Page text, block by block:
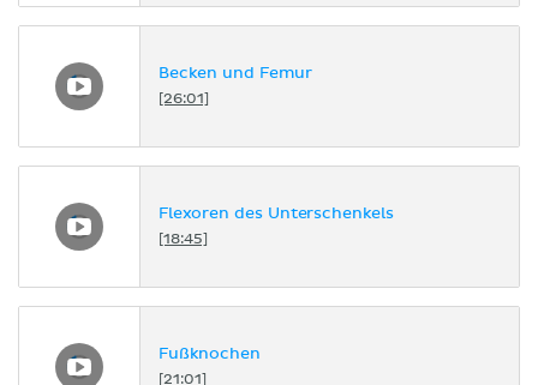
Becken und Femur
[26:01]
Flexoren des Unterschenkels
[18:45]
Fußknochen
[21:01]